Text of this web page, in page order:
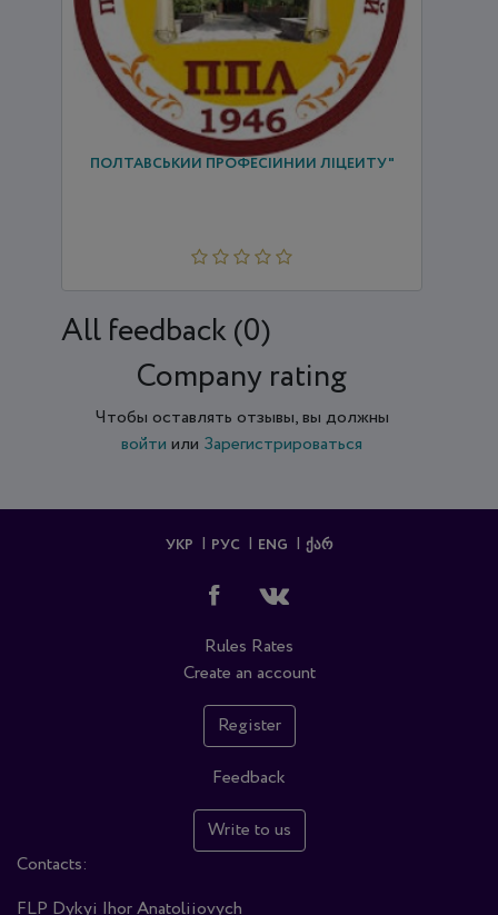
ПОЛТАВСЬКИЙ ПРОФЕСІЙНИЙ ЛІЦЕЙТУ"
All feedback (0)
Company rating
Чтобы оставлять отзывы, вы должны
войти или Зарегистрироваться
УКР РУС ENG ᲥᲐᲠ
Rules Rates
Create an account
Register
Feedback
Write to us
Contacts:
FLP Dykyi Ihor Anatoliiovych